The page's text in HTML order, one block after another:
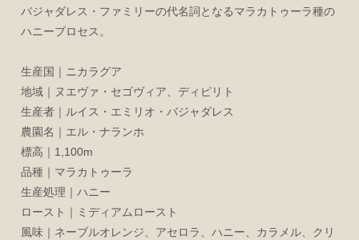
バジャダレス・ファミリーの代名詞となるマラカトゥーラ種の
ハニープロセス。
生産国｜ニカラグア
地域｜ヌエヴァ・セゴヴィア、ディピリト
生産者｜ルイス・エミリオ・バジャダレス
農園名｜エル・ナランホ
標高｜1,100m
品種｜マラカトゥーラ
生産処理｜ハニー
ロースト｜ミディアムロースト
風味｜ネーブルオレンジ、アセロラ、ハニー、カラメル、クリ